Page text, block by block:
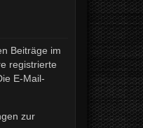
Beiträge im
registrierte
E-Mail-
zur